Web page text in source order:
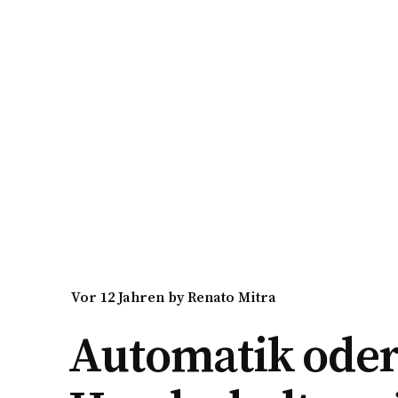
vor 12 Jahren byRenato Mitra
Automatik